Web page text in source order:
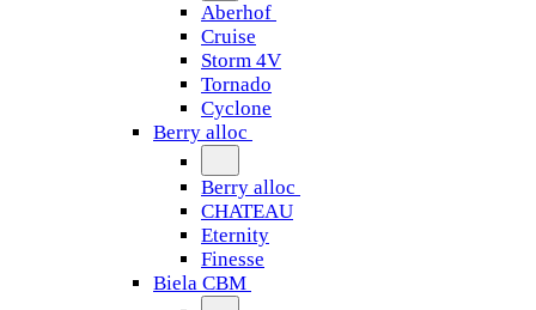
Aberhof
Cruise
Storm 4V
Tornado
Сyclone
Berry alloc
Berry alloc
CHATEAU
Eternity
Finesse
Biela CBM